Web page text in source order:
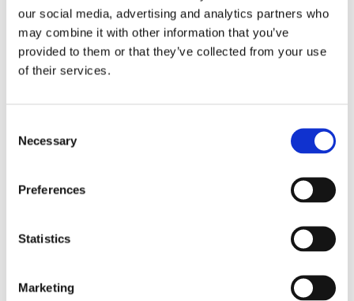
our social media, advertising and analytics partners who
may combine it with other information that you’ve
provided to them or that they’ve collected from your use
of their services.
Selection
Necessary
Preferences
Statistics
Marketing
Data:
För 1 lampa
Vädertålig standard Deutschkontakt